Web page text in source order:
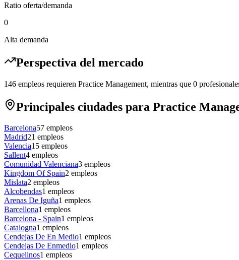
Ratio oferta/demanda
0
Alta demanda
Perspectiva del mercado
146 empleos requieren Practice Management, mientras que 0
Principales ciudades para Practice
Barcelona57 empleos
Madrid21 empleos
Valencia15 empleos
Sallent4 empleos
Comunidad Valenciana3 empleos
Kingdom Of Spain2 empleos
Mislata2 empleos
Alcobendas1 empleos
Arenas De Iguña1 empleos
Barcellona1 empleos
Barcelona - Spain1 empleos
Catalogna1 empleos
Cendejas De En Medio1 empleos
Cendejas De Enmedio1 empleos
Cequelinos1 empleos